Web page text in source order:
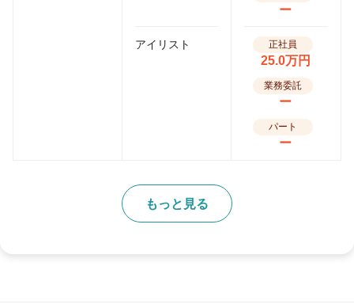
ー
アイリスト 正社員
25.0万円
業務委託
ー
パート
ー
もっと見る